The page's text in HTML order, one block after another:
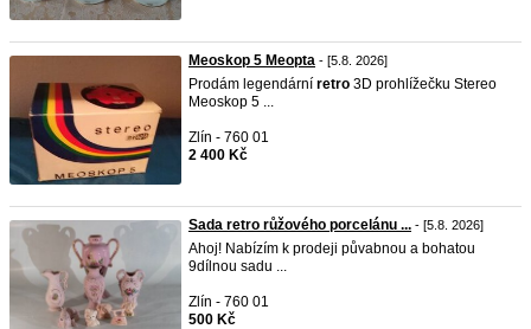
Meoskop 5 Meopta - [5.8. 2026]
Prodám legendární retro 3D prohlížečku Stereo
Meoskop 5 ...
Zlín - 760 01
2 400 Kč
Sada retro růžového porcelánu ... - [5.8. 2026]
Ahoj! Nabízím k prodeji půvabnou a bohatou
9dílnou sadu ...
Zlín - 760 01
500 Kč